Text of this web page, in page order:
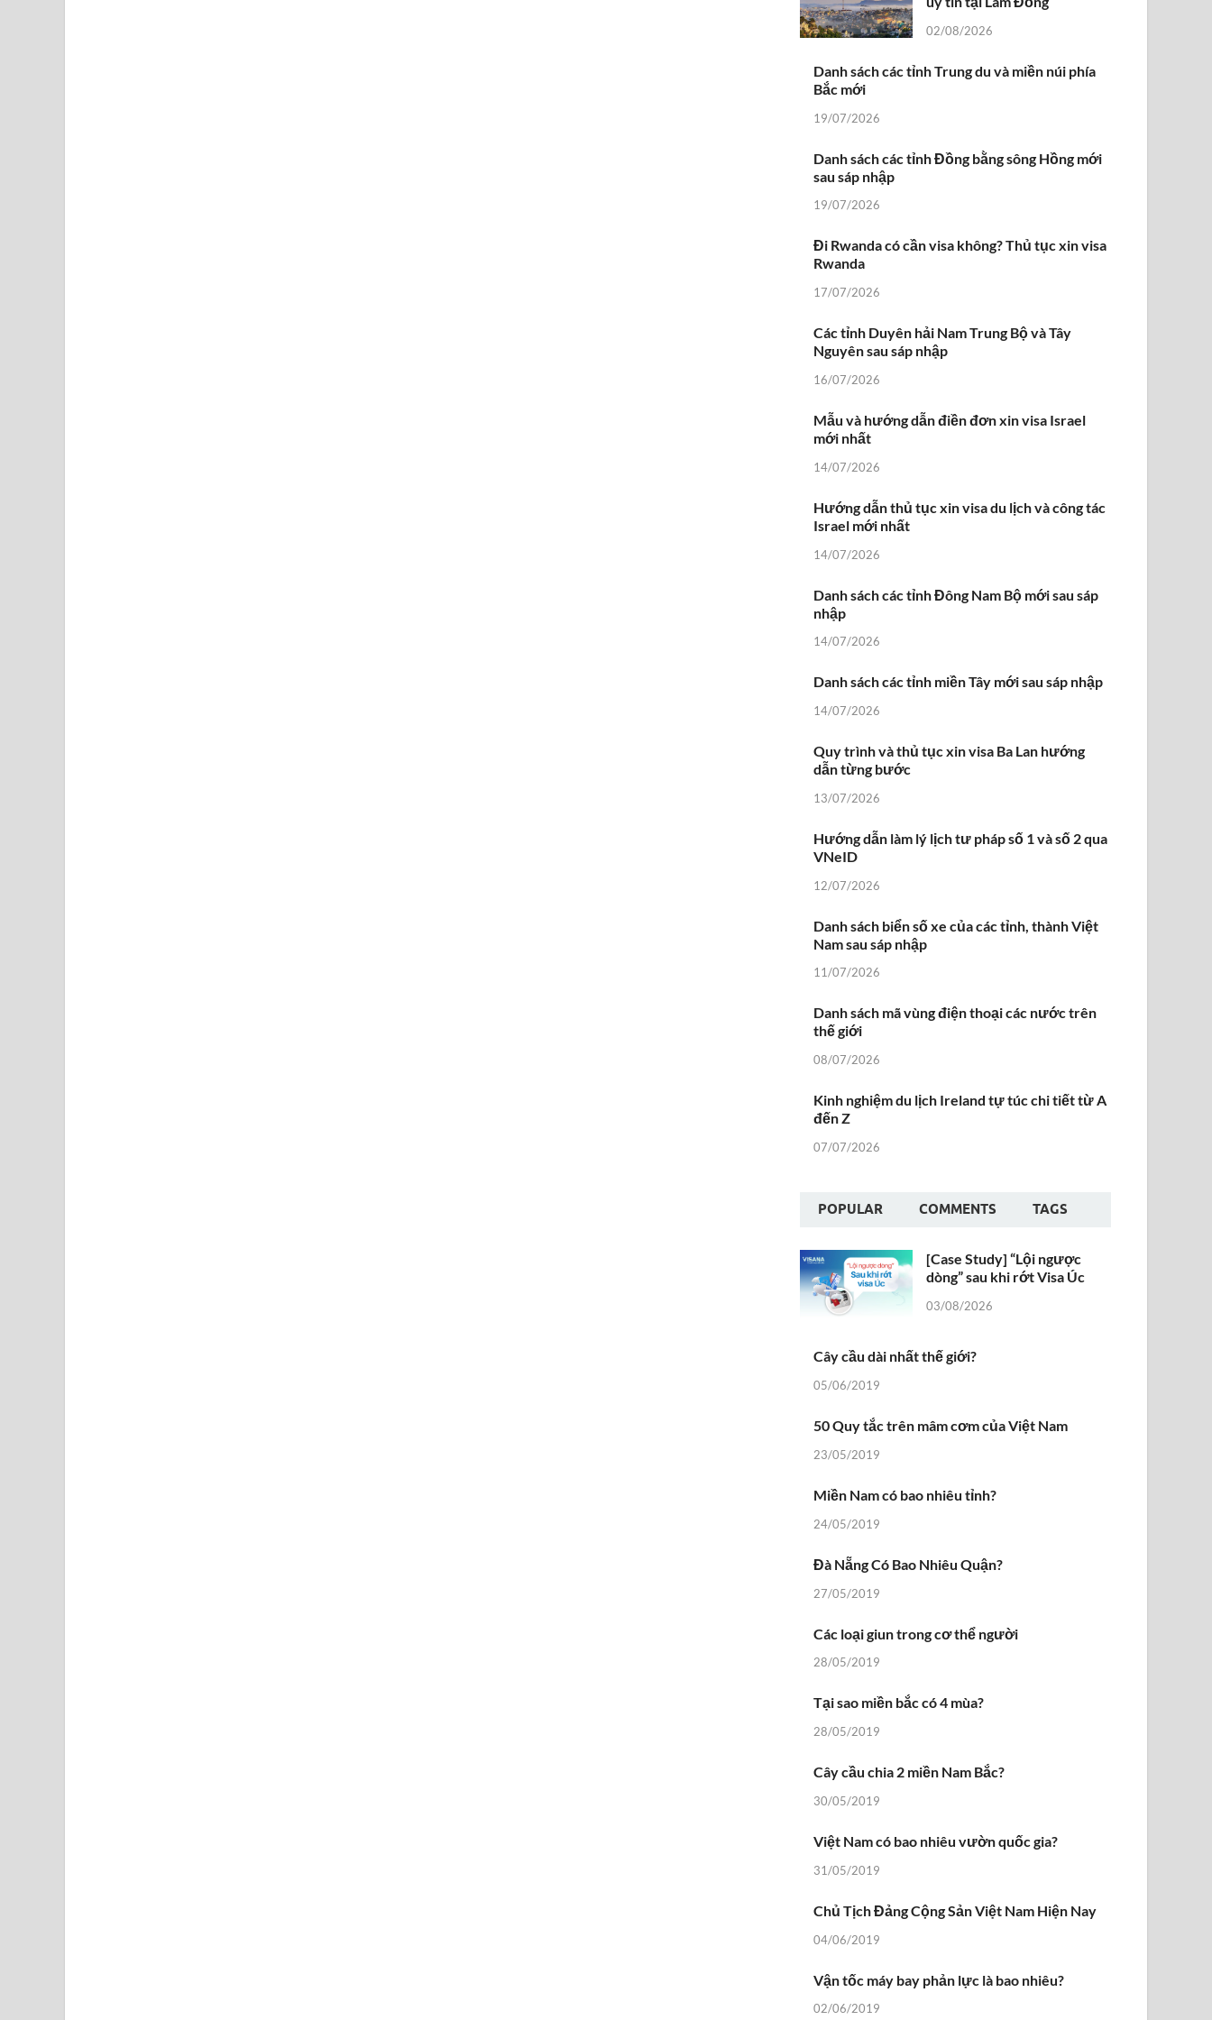
02/08/2026
Danh sách các tỉnh Trung du và miền núi phía
Bắc mới
19/07/2026
Danh sách các tỉnh Đồng bằng sông Hồng mới
sau sáp nhập
19/07/2026
Đi Rwanda có cần visa không? Thủ tục xin visa
Rwanda
17/07/2026
Các tỉnh Duyên hải Nam Trung Bộ và Tây
Nguyên sau sáp nhập
16/07/2026
Mẫu và hướng dẫn điền đơn xin visa Israel
mới nhất
14/07/2026
Hướng dẫn thủ tục xin visa du lịch và công tác
Israel mới nhất
14/07/2026
Danh sách các tỉnh Đông Nam Bộ mới sau sáp
nhập
14/07/2026
Danh sách các tỉnh miền Tây mới sau sáp nhập
14/07/2026
Quy trình và thủ tục xin visa Ba Lan hướng
dẫn từng bước
13/07/2026
Hướng dẫn làm lý lịch tư pháp số 1 và số 2 qua
VNeID
12/07/2026
Danh sách biển số xe của các tỉnh, thành Việt
Nam sau sáp nhập
11/07/2026
Danh sách mã vùng điện thoại các nước trên
thế giới
08/07/2026
Kinh nghiệm du lịch Ireland tự túc chi tiết từ A
đến Z
07/07/2026
POPULAR COMMENTS TAGS
[Case Study] “Lội ngược
dòng” sau khi rớt Visa Úc
03/08/2026
Cây cầu dài nhất thế giới?
05/06/2019
50 Quy tắc trên mâm cơm của Việt Nam
23/05/2019
Miền Nam có bao nhiêu tỉnh?
24/05/2019
Đà Nẵng Có Bao Nhiêu Quận?
27/05/2019
Các loại giun trong cơ thể người
28/05/2019
Tại sao miền bắc có 4 mùa?
28/05/2019
Cây cầu chia 2 miền Nam Bắc?
30/05/2019
Việt Nam có bao nhiêu vườn quốc gia?
31/05/2019
Chủ Tịch Đảng Cộng Sản Việt Nam Hiện Nay
04/06/2019
Vận tốc máy bay phản lực là bao nhiêu?
02/06/2019